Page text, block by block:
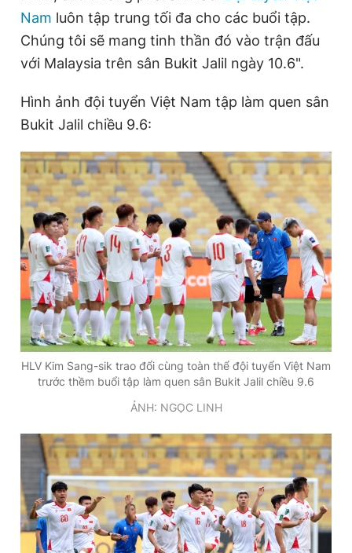
Nam luôn tập trung tối đa cho các buổi tập.
Chúng tôi sẽ mang tinh thần đó vào trận đấu
với Malaysia trên sân Bukit Jalil ngày 10.6".
Hình ảnh đội tuyển Việt Nam tập làm quen sân
Bukit Jalil chiều 9.6:
HLV Kim Sang-sik trao đổi cùng toàn thể đội tuyển Việt Nam
trước thềm buổi tập làm quen sân Bukit Jalil chiều 9.6
ẢNH: NGỌC LINH